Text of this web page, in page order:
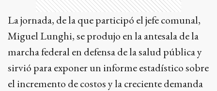
La jornada, de la que participó el jefe comunal,
Miguel Lunghi, se produjo en la antesala de la
marcha federal en defensa de la salud pública y
sirvió para exponer un informe estadístico sobre
el incremento de costos y la creciente demanda